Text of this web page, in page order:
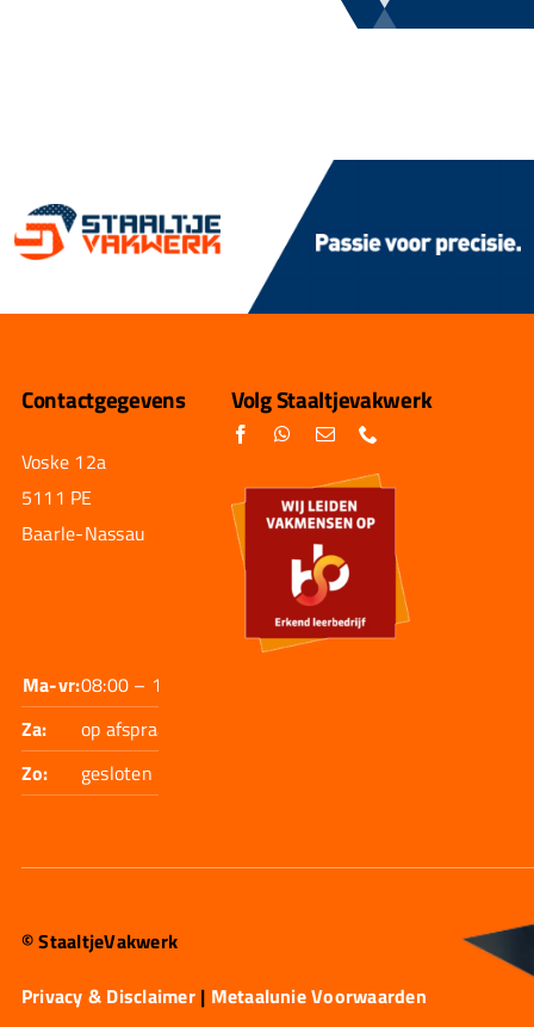
Contactgegevens
Voske 12a
5111 PE
Baarle-Nassau
Ma-vr:08:00 – 17:30
Za:
op afspraak
Zo:
gesloten
Volg Staaltjevakwerk
© StaaltjeVakwerk
Privacy & Disclaimer| Metaalunie Voorwaarden